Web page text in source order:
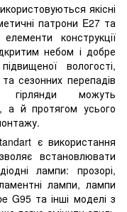
якісні
патрони E27 та
конструкції
небом і добре
вологості,
сезонних перепадів
можуть
а й протягом усього
є використання
встановлювати
лампи: прозорі,
лампи, лампи
G95 та інші моделі з